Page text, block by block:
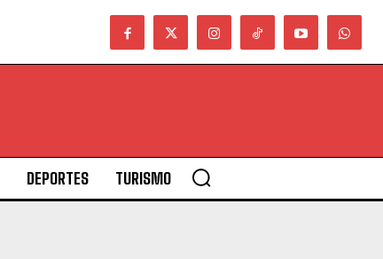
DEPORTES TURISMO